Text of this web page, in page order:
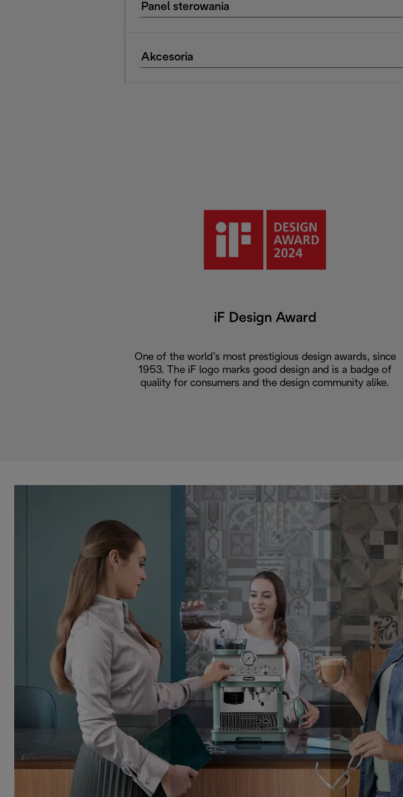
Panel sterowania
Akcesoria
iF Design Award
One of the world’s most prestigious design awards, since
1953. The iF logo marks good design and is a badge of
quality for consumers and the design community alike.